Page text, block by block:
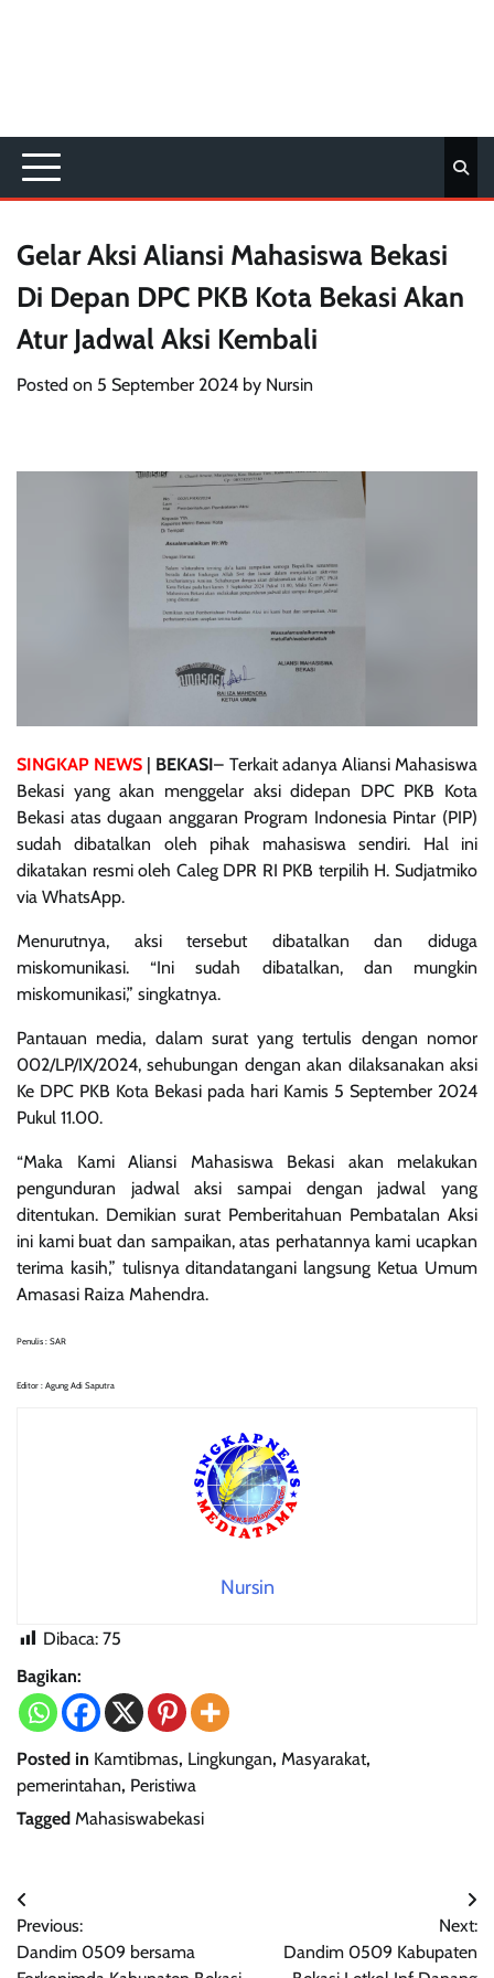
Gelar Aksi Aliansi Mahasiswa Bekasi
Di Depan DPC PKB Kota Bekasi Akan
Atur Jadwal Aksi Kembali
Posted on 5 September 2024 by Nursin
SINGKAP NEWS BEKASI– Terkait adanya Aliansi Mahasiswa
Bekasi yang akan menggelar aksi didepan DPC PKB Kota
Bekasi atas dugaan anggaran Program Indonesia Pintar (PIP)
sudah dibatalkan oleh pihak mahasiswa sendiri. Hal ini
dikatakan resmi oleh Caleg DPR RI PKB terpilih H. Sudjatmiko
via WhatsApp.
Menurutnya, aksi tersebut dibatalkan dan diduga
miskomunikasi. “Ini sudah dibatalkan, dan mungkin
miskomunikasi,” singkatnya.
Pantauan media, dalam surat yang tertulis dengan nomor
002/LP/IX/2024, sehubungan dengan akan dilaksanakan aksi
Ke DPC PKB Kota Bekasi pada hari Kamis 5 September 2024
Pukul 11.00.
“Maka Kami Aliansi Mahasiswa Bekasi akan melakukan
pengunduran jadwal aksi sampai dengan jadwal yang
ditentukan. Demikian surat Pemberitahuan Pembatalan Aksi
ini kami buat dan sampaikan, atas perhatannya kami ucapkan
terima kasih,” tulisnya ditandatangani langsung Ketua Umum
Amasasi Raiza Mahendra.
Penulis : SAR
Editor : Agung Adi Saputra
Nursin
Dibaca: 75
Bagikan:
Posted in Kamtibmas, Lingkungan, Masyarakat,
pemerintahan, Peristiwa
Tagged Mahasiswabekasi
Navigasi
pos
Previous:
Dandim 0509 bersama
Next:
Dandim 0509 Kabupaten